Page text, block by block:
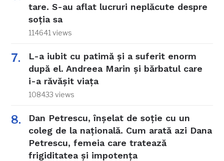
tare. S-au aflat lucruri neplăcute despre
soția sa
114641 views
L-a iubit cu patimă și a suferit enorm
după el. Andreea Marin și bărbatul care
i-a răvășit viața
108433 views
Dan Petrescu, înșelat de soție cu un
coleg de la națională. Cum arată azi Dana
Petrescu, femeia care tratează
frigiditatea și impotența